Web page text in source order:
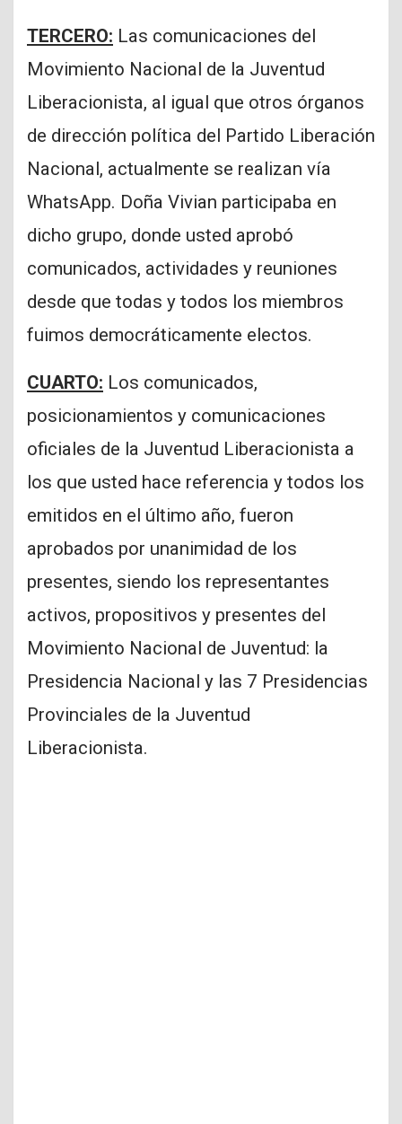
TERCERO: Las comunicaciones del
Movimiento Nacional de la Juventud
Liberacionista, al igual que otros órganos
de dirección política del Partido Liberación
Nacional, actualmente se realizan vía
WhatsApp. Doña Vivian participaba en
dicho grupo, donde usted aprobó
comunicados, actividades y reuniones
desde que todas y todos los miembros
fuimos democráticamente electos.
CUARTO: Los comunicados,
posicionamientos y comunicaciones
oficiales de la Juventud Liberacionista a
los que usted hace referencia y todos los
emitidos en el último año, fueron
aprobados por unanimidad de los
presentes, siendo los representantes
activos, propositivos y presentes del
Movimiento Nacional de Juventud: la
Presidencia Nacional y las 7 Presidencias
Provinciales de la Juventud
Liberacionista.